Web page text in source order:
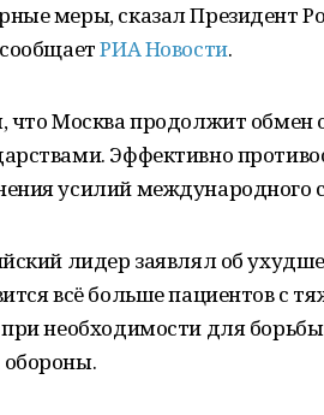
меры, сказал Президент
РИА Новости.
что Москва продолжит обмен
Эффективно
усилий международного
лидер заявлял об
всё больше пациентов с
необходимости для